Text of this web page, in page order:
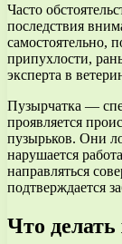
Часто
последствия
самостоятельно,
припухлости,
эксперта в
Пузырчатка —
проявляется
пузырьков. Они
нарушается
направляться
подтверждается
Что делать